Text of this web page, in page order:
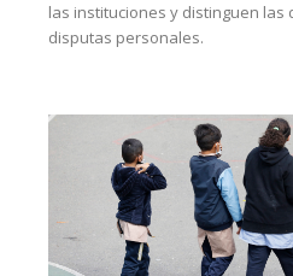
las instituciones y distinguen las
disputas personales.